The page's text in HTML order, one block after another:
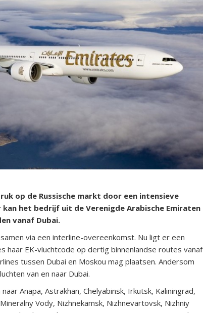
op de Russische markt door een intensieve
het bedrijf uit de Verenigde Arabische Emiraten
vanaf Dubai.
via een interline-overeenkomst. Nu ligt er een
haar EK-vluchtcode op dertig binnenlandse routes vanaf
tussen Dubai en Moskou mag plaatsen. Andersom
van en naar Dubai.
Anapa, Astrakhan, Chelyabinsk, Irkutsk, Kaliningrad,
Vody, Nizhnekamsk, Nizhnevartovsk, Nizhniy